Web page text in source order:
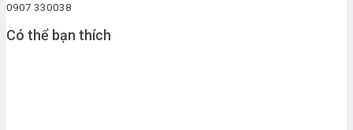
0907 330038
Có thể bạn thích